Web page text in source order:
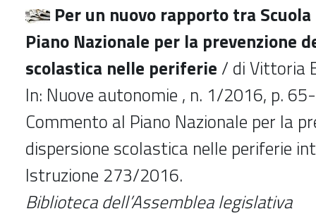
Per un nuovo rapporto tra
Piano Nazionale per la prevenzione
scolastica nelle periferie / di Vittoria
In: Nuove autonomie , n. 1/2016, p.
Commento al Piano Nazionale per la
dispersione scolastica nelle periferie
Istruzione 273/2016.
Biblioteca dell’Assemblea legislativa